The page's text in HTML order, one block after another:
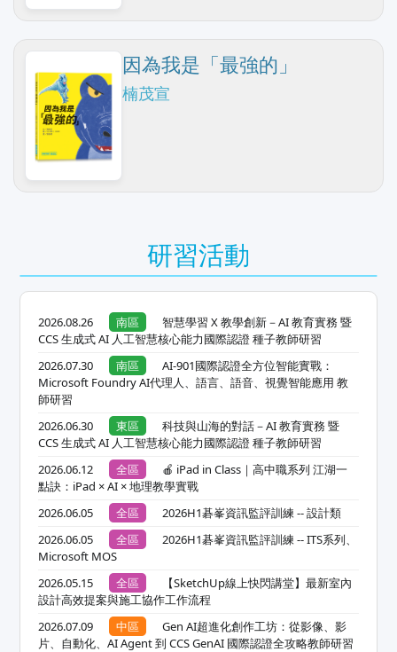
因為我是「最強的」
楠茂宣
研習活動
2026.08.26 南區
智慧學習 X 教學創新－AI 教育實務 暨
CCS 生成式 AI 人工智慧核心能力國際認證 種子教師研習
2026.07.30
南區
AI-901國際認證全方位智能實戰：
Microsoft Foundry AI代理人、語言、語音、視覺智能應用 教
師研習
2026.06.30
東區
科技與山海的對話－AI 教育實務 暨
CCS 生成式 AI 人工智慧核心能力國際認證 種子教師研習
2026.06.12
全區
🍎 iPad in Class｜高中職系列 江湖一
點訣：iPad × AI × 地理教學實戰
2026.06.05
全區
2026H1碁峯資訊監評訓練 -- 設計類
2026.06.05
全區
2026H1碁峯資訊監評訓練 -- ITS系列、
Microsoft MOS
2026.05.15
全區
【SketchUp線上快閃講堂】最新室內
設計高效提案與施工協作工作流程
2026.07.09
中區
Gen AI超進化創作工坊：從影像、影
片、自動化、AI Agent 到 CCS GenAI 國際認證全攻略教師研習